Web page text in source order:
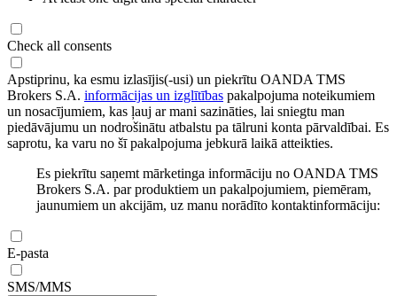
Check all consents
Apstiprinu, ka esmu izlasījis(-usi) un piekrītu OANDA TMS
Brokers S.A. informācijas un izglītības pakalpojuma noteikumiem
un nosacījumiem, kas ļauj ar mani sazināties, lai sniegtu man
piedāvājumu un nodrošinātu atbalstu pa tālruni konta pārvaldībai. Es
saprotu, ka varu no šī pakalpojuma jebkurā laikā atteikties.
Es piekrītu saņemt mārketinga informāciju no OANDA TMS
Brokers S.A. par produktiem un pakalpojumiem, piemēram,
jaunumiem un akcijām, uz manu norādīto kontaktinformāciju:
E-pasta
SMS/MMS